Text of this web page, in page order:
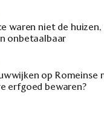
waren niet de huizen,
onbetaalbaar
op Romeinse
erfgoed bewaren?